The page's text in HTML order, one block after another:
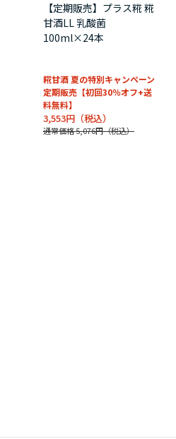
【定期販売】プラス糀 糀
甘酒LL 乳酸菌
100ml×24本
糀甘酒 夏の特別キャンペーン
定期販売【初回30％オフ+送
料無料】
3,553円
通常価格 5,076円